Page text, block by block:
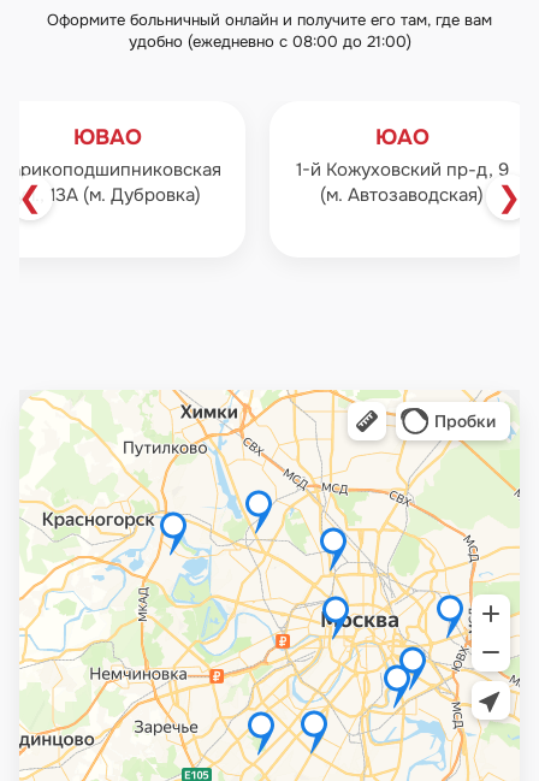
Оформите больничный онлайн и получите его там, где вам
удобно (ежедневно с 08:00 до 21:00)
❮
ЮВАО
ул., 13А (м. Дубровка)
ЮАО
1-й Кожуховский пр-д, 9
(м. Автозаводская)
❯